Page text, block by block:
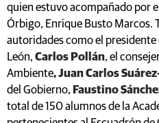
quien estuvo acompañado por
Órbigo, Enrique Busto Marcos.
autoridades como el presidente
León, Carlos Pollán, el
Ambiente, Juan Carlos
del Gobierno, Faustino
total de 150 alumnos de la